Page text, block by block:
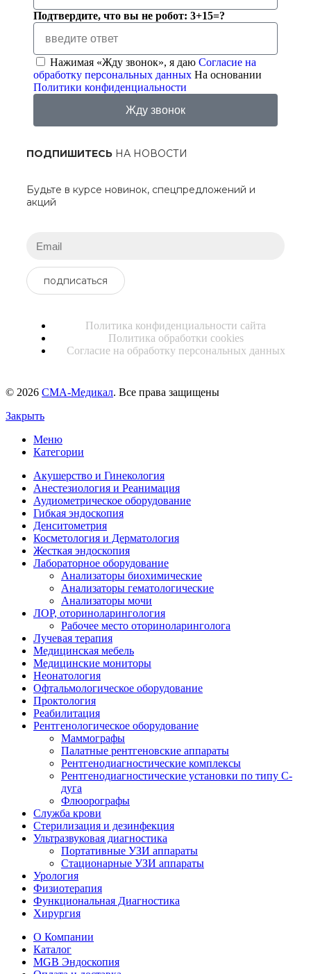
Подтвердите, что вы не робот: 3+15=?
Нажимая «Жду звонок», я даю Согласие на
обработку персональных данных На основании
Политики конфиденциальности
Жду звонок
ПОДПИШИТЕСЬ НА НОВОСТИ
Будьте в курсе новинок, спецпредложений и
акций
подписаться
Политика конфиденциальности сайта
Политика обработки cookies
Согласие на обработку персональных данных
© 2026 СМА-Медикал. Все права защищены
Закрыть
Меню
Категории
Акушерство и Гинекология
Анестезиология и Реанимация
Аудиометрическое оборудование
Гибкая эндоскопия
Денситометрия
Косметология и Дерматология
Жесткая эндоскопия
Лабораторное оборудование
Анализаторы биохимические
Анализаторы гематологические
Анализаторы мочи
ЛОР, оториноларингология
Рабочее место оториноларинголога
Лучевая терапия
Медицинская мебель
Медицинские мониторы
Неонатология
Офтальмологическое оборудование
Проктология
Реабилитация
Рентгенологическое оборудование
Маммографы
Палатные рентгеновские аппараты
Рентгенодиагностические комплексы
Рентгенодиагностические установки по типу С-
дуга
Флюорографы
Служба крови
Стерилизация и дезинфекция
Ультразвуковая диагностика
Портативные УЗИ аппараты
Стационарные УЗИ аппараты
Урология
Физиотерапия
Функциональная Диагностика
Хирургия
О Компании
Каталог
MGB Эндоскопия